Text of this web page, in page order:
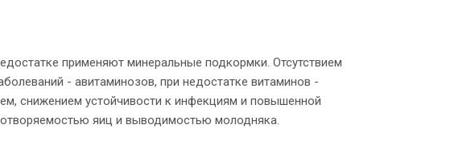
применяют минеральные подкормки. Отсутствием
- авитаминозов, при недостатке витаминов -
снижением устойчивости к инфекциям и повышенной
яиц и выводимостью молодняка.